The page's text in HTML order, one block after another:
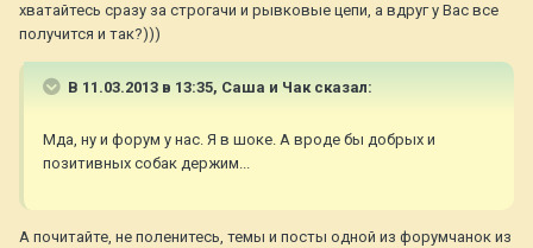
хватайтесь сразу за строгачи и рывковые цепи, а вдруг у Вас все
получится и так?)))
В 11.03.2013 в 13:35, Саша и Чак сказал:
Мда, ну и форум у нас. Я в шоке. А вроде бы добрых и
позитивных собак держим...
А почитайте, не поленитесь, темы и посты одной из форумчанок из